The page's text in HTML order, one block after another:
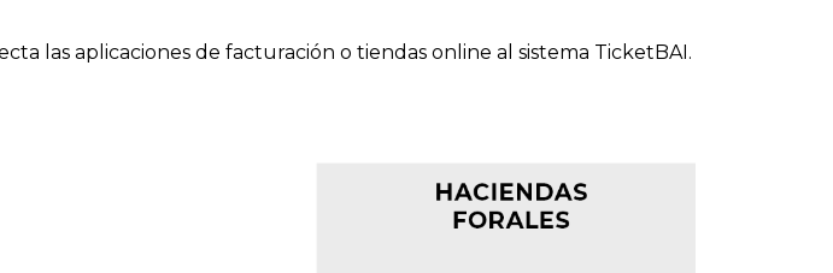
las aplicaciones de facturación o tiendas online al sistema TicketBAI.